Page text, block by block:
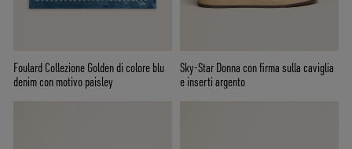
Foulard Collezione Golden di colore blu
denim con motivo paisley
Sky-Star Donna con firma sulla caviglia
e inserti argento